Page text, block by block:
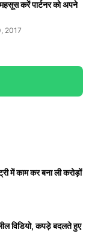
करें पार्टनर को अपने
2017
में काम कर बना ली करोड़ों
विडियो, कपड़े बदलते हुए